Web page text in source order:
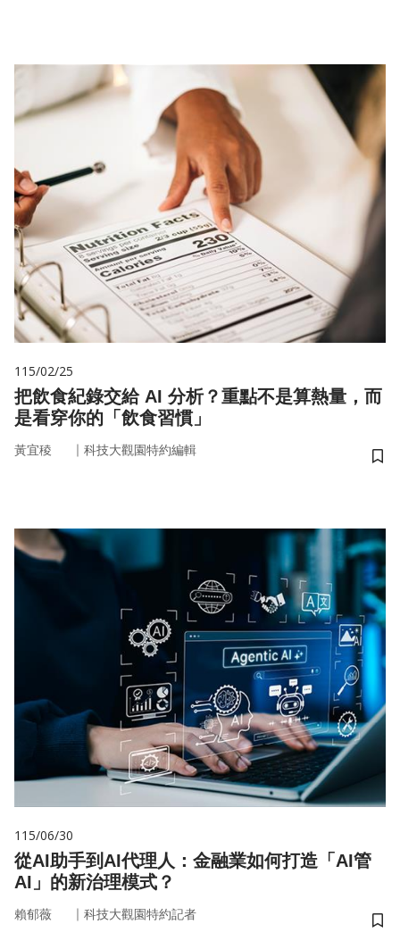
115/02/25
把飲食紀錄交給 AI 分析？重點不是算熱量，而
是看穿你的「飲食習慣」
黃宜稜 ｜ 科技大觀園特約編輯
儲
115/06/30
從AI助手到AI代理人：金融業如何打造「AI管
AI」的新治理模式？
賴郁薇 ｜ 科技大觀園特約記者
儲